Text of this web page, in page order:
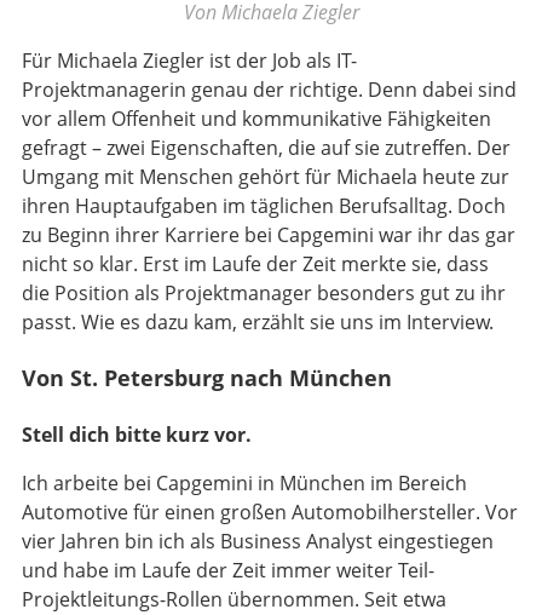
Von Michaela Ziegler
Für Michaela Ziegler ist der Job als IT-
Projektmanagerin genau der richtige. Denn dabei sind
vor allem Offenheit und kommunikative Fähigkeiten
gefragt – zwei Eigenschaften, die auf sie zutreffen. Der
Umgang mit Menschen gehört für Michaela heute zur
ihren Hauptaufgaben im täglichen Berufsalltag. Doch
zu Beginn ihrer Karriere bei Capgemini war ihr das gar
nicht so klar. Erst im Laufe der Zeit merkte sie, dass
die Position als Projektmanager besonders gut zu ihr
passt. Wie es dazu kam, erzählt sie uns im Interview.
Von St. Petersburg nach München
Stell dich bitte kurz vor.
Ich arbeite bei Capgemini in München im Bereich
Automotive für einen großen Automobilhersteller. Vor
vier Jahren bin ich als Business Analyst eingestiegen
und habe im Laufe der Zeit immer weiter Teil-
Projektleitungs-Rollen übernommen. Seit etwa